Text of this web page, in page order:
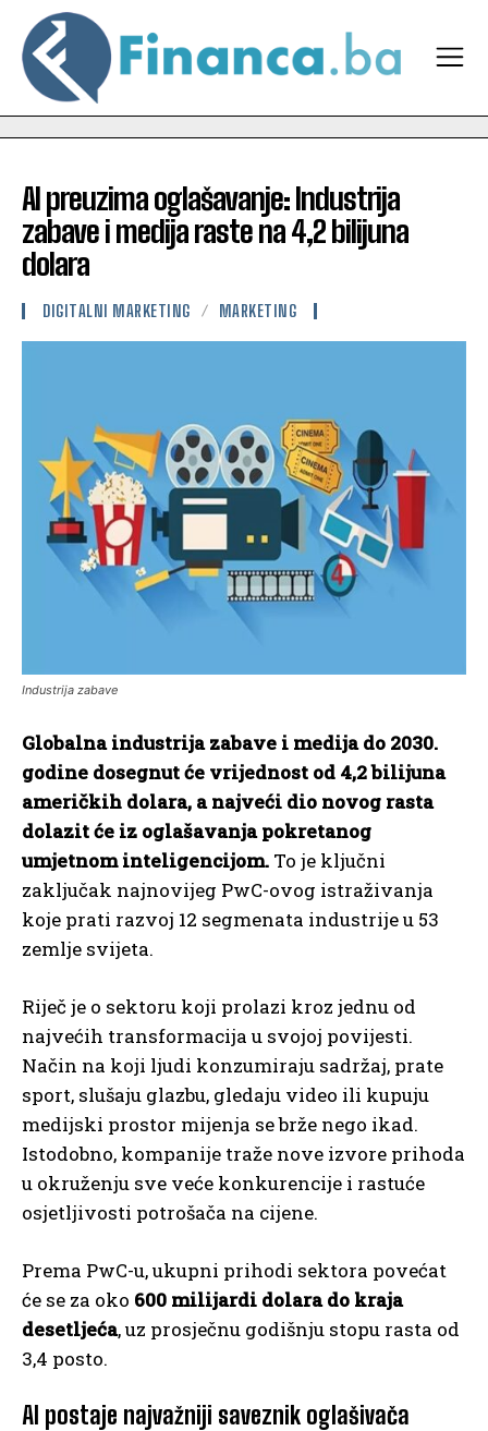
AI preuzima oglašavanje: Industrija
zabave i medija raste na 4,2 bilijuna
dolara
DIGITALNI MARKETING MARKETING
Industrija zabave
Globalna industrija zabave i medija do 2030.
godine dosegnut će vrijednost od 4,2 bilijuna
američkih dolara, a najveći dio novog rasta
dolazit će iz oglašavanja pokretanog
umjetnom inteligencijom. To je ključni
zaključak najnovijeg PwC-ovog istraživanja
koje prati razvoj 12 segmenata industrije u 53
zemlje svijeta.
Riječ je o sektoru koji prolazi kroz jednu od
najvećih transformacija u svojoj povijesti.
Način na koji ljudi konzumiraju sadržaj, prate
sport, slušaju glazbu, gledaju video ili kupuju
medijski prostor mijenja se brže nego ikad.
Istodobno, kompanije traže nove izvore prihoda
u okruženju sve veće konkurencije i rastuće
osjetljivosti potrošača na cijene.
Prema PwC-u, ukupni prihodi sektora povećat
će se za oko 600 milijardi dolara do kraja
desetljeća, uz prosječnu godišnju stopu rasta od
3,4 posto.
AI postaje najvažniji saveznik oglašivača